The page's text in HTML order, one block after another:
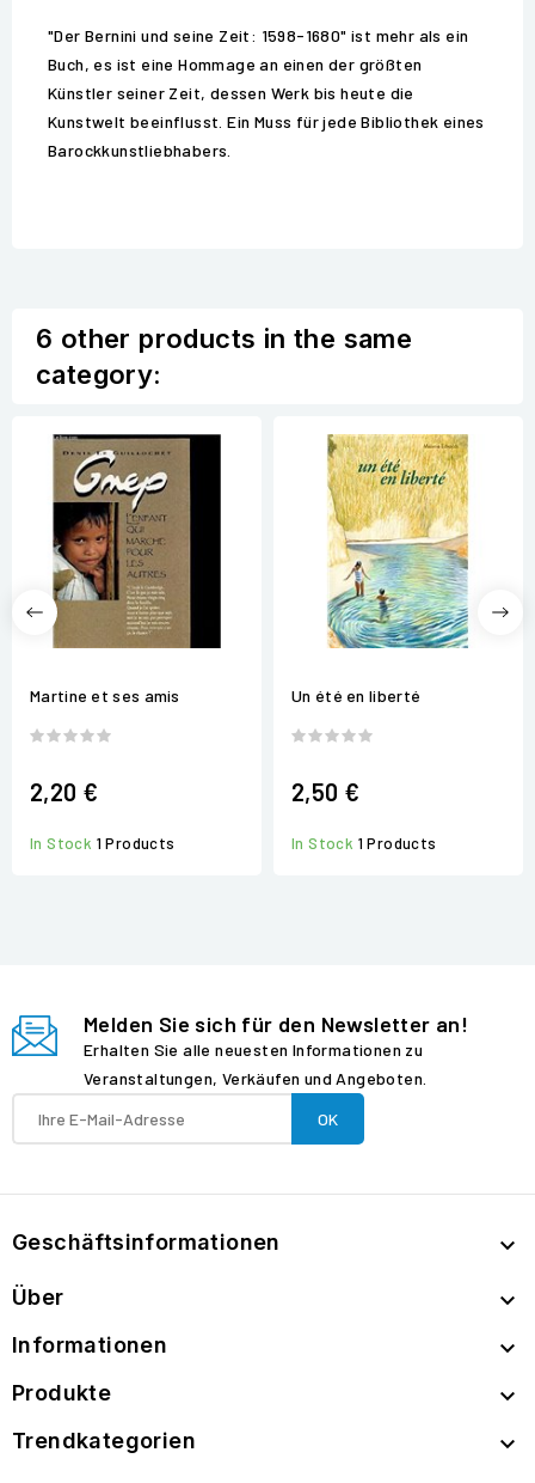
"Der Bernini und seine Zeit: 1598-1680" ist mehr als ein
Buch, es ist eine Hommage an einen der größten
Künstler seiner Zeit, dessen Werk bis heute die
Kunstwelt beeinflusst. Ein Muss für jede Bibliothek eines
Barockkunstliebhabers.
6 other products in the same
category:
Martine et ses amis
2,20 €
In Stock 1 Products
Un été en liberté
2,50 €
In Stock 1 Products
Melden Sie sich für den Newsletter an!
Erhalten Sie alle neuesten Informationen zu
Veranstaltungen, Verkäufen und Angeboten.
Geschäftsinformationen 
Über 
Informationen 
Produkte 
Trendkategorien 